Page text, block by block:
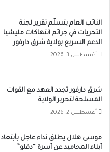
النائب العام يتسلّم تقرير لجنة
التحريات في جرائم انتهاكات مليشيا
الدعم السريع بولاية شرق دارفور
أغسطس 3, 2026
شرق دارفور تجدد العهد مع القوات
المسلحة لتحرير الولاية
أغسطس 2, 2026
موسى هلال يطلق نداء عاجل بأبتعاد
أبناء المحاميد عن أسرة “دقلو”